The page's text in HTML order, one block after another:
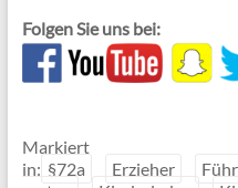
Folgen Sie uns bei:
Markiert
in: §72a Erzieher